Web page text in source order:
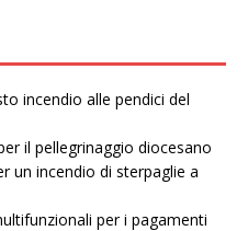
incendio alle pendici del
il pellegrinaggio diocesano
un incendio di sterpaglie a
per i pagamenti